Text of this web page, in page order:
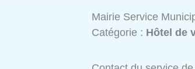
Mairie Service
Catégorie : Hôtel de